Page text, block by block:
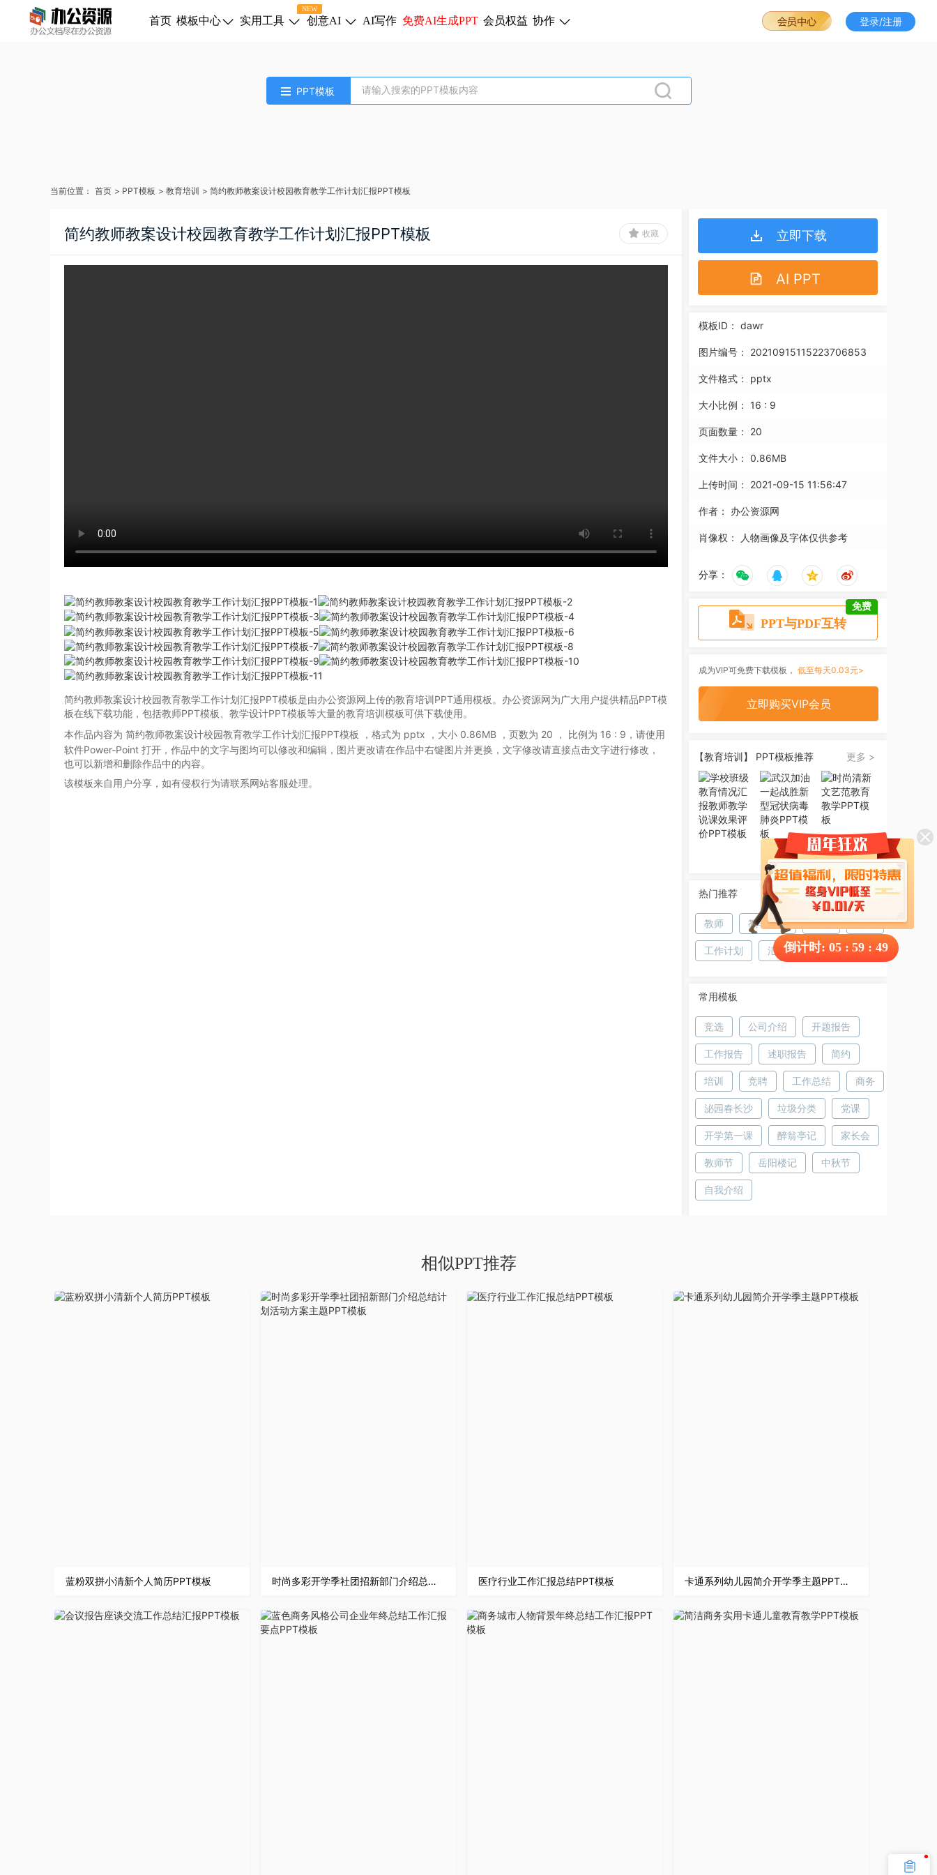
首页 模板中心
NEW
实用工具 创意AI AI写作 免费AI生成PPT 会员权益 协作 登录/注册
PPT模板
当前位置： 首页 > PPT模板 > 教育培训 > 简约教师教案设计校园教育教学工作计划汇报PPT模板
简约教师教案设计校园教育教学工作计划汇报PPT模板 收藏
简约教师教案设计校园教育教学工作计划汇报PPT模板是由办公资源网上传的教育培训PPT通用模板。办公资源网为广大用户提供精品PPT模
板在线下载功能，包括教师PPT模板、教学设计PPT模板等大量的教育培训模板可供下载使用。
本作品内容为 简约教师教案设计校园教育教学工作计划汇报PPT模板
，格式为 pptx ，大小 0.86MB ，页数为 20 ， 比例为 16 : 9 ，请使用
软件Power-Point 打开，作品中的文字与图均可以修改和编辑，图片更改请在作品中右键图片并更换，文字修改请直接点击文字进行修改，
也可以新增和删除作品中的内容。
该模板来自用户分享，如有侵权行为请联系网站客服处理。
立即下载
AI PPT
模板ID： dawr
图片编号： 20210915115223706853
文件格式： pptx
大小比例： 16 : 9
页面数量： 20
文件大小： 0.86MB
上传时间： 2021-09-15 11:56:47
作者： 办公资源网
肖像权： 人物画像及字体仅供参考
分享：
PPT与PDF互转
免费
成为VIP可免费下载模板， 低至每天0.03元>
立即购买VIP会员
【教育培训】 PPT模板推荐 更多 >
热门推荐
教师 教学设计 学校 教育
工作计划 汇报 说课 简约
常用模板
竞选 公司介绍 开题报告
工作报告 述职报告 简约
培训 竞聘 工作总结 商务
泌园春长沙 垃圾分类 党课
开学第一课 醉翁亭记 家长会
教师节 岳阳楼记 中秋节
自我介绍
相似PPT推荐
蓝粉双拼小清新个人简历PPT模板 时尚多彩开学季社团招新部门介绍总结计划活动方案主题PPT模板 医疗行业工作汇报总结PPT模板 卡通系列幼儿园简介开学季主题PPT模板
倒计时: 05 : 59 : 48